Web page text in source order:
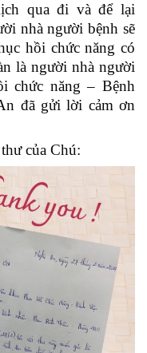
qua đi và để lại
nhà người bệnh sẽ
hồi chức năng có
là người nhà người
chức năng – Bệnh
đã gửi lời cảm ơn
của Chú: